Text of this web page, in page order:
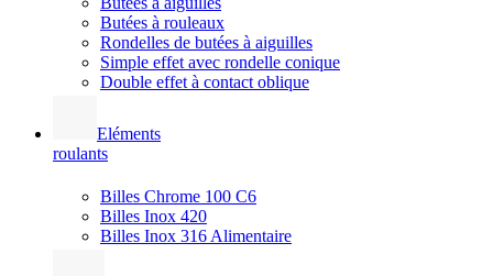
Butées à rouleaux
Rondelles de butées à aiguilles
Simple effet avec rondelle conique
Double effet à contact oblique
Eléments
roulants
Billes Chrome 100 C6
Billes Inox 420
Billes Inox 316 Alimentaire